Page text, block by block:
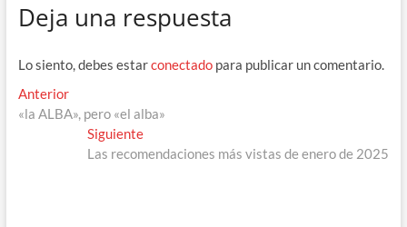
b
o
k
gr
m
ds
p
ti
Deja una respuesta
Lo siento, debes estarconectadopara publicar un comentario.
Navegación
de
entradas
AnteriorEntrada
anterior:
«la ALBA», pero «el alba»
SiguienteEntrada
siguiente:
Las recomendaciones más vistas de enero de 2025